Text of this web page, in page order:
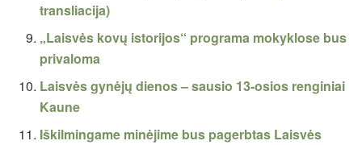
transliacija)
„Laisvės kovų istorijos“ programa mokyklose bus
privaloma
Laisvės gynėjų dienos – sausio 13-osios renginiai
Kaune
Iškilmingame minėjime bus pagerbtas Laisvės